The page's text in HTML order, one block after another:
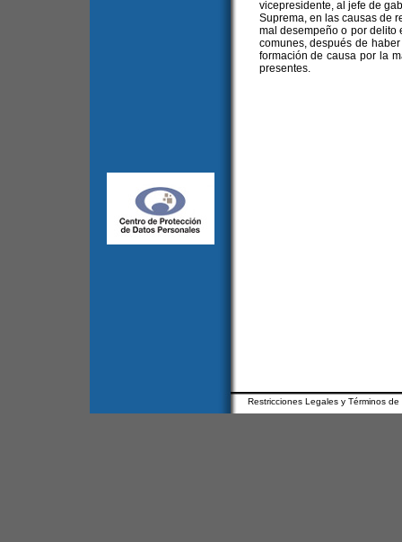
vicepresidente, al jefe de
Suprema, en las causas de
mal desempeño o por delito
comunes, después de
formación de causa por la
presentes.
Restricciones Legales y Términos de